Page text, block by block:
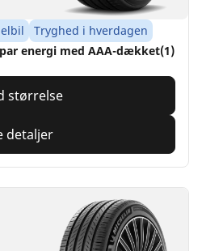
Tryghed i hverdagen
energi med AAA-dækket(1)
størrelse
detaljer